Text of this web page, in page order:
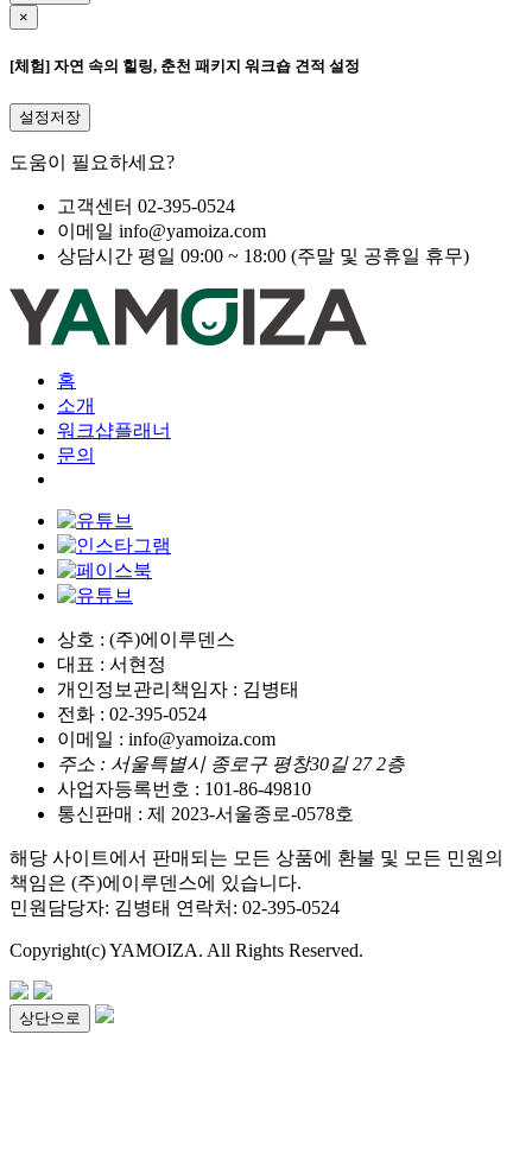
×
[체험] 자연 속의 힐링, 춘천 패키지 워크숍 견적 설정
설정저장
도움이 필요하세요?
고객센터 02-395-0524
이메일 info@yamoiza.com
상담시간 평일 09:00 ~ 18:00 (주말 및 공휴일 휴무)
홈
소개
워크샵플래너
문의
상호 : (주)에이루덴스
대표 : 서현정
개인정보관리책임자 : 김병태
전화 : 02-395-0524
이메일 : info@yamoiza.com
주소 : 서울특별시 종로구 평창30길 27 2층
사업자등록번호 : 101-86-49810
통신판매 : 제 2023-서울종로-0578호
해당 사이트에서 판매되는 모든 상품에 환불 및 모든 민원의
책임은 (주)에이루덴스에 있습니다.
민원담당자: 김병태 연락처: 02-395-0524
Copyright(c) YAMOIZA. All Rights Reserved.
상단으로